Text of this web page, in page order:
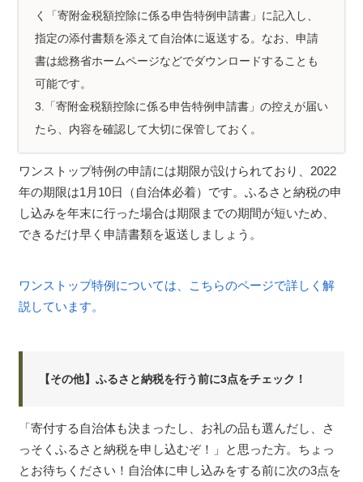
く「寄附金税額控除に係る申告特例申請書」に記入し、
指定の添付書類を添えて自治体に返送する。なお、申請
書は総務省ホームページなどでダウンロードすることも
可能です。
3.「寄附金税額控除に係る申告特例申請書」の控えが届い
たら、内容を確認して大切に保管しておく。
ワンストップ特例の申請には期限が設けられており、2022
年の期限は1月10日（自治体必着）です。ふるさと納税の申
し込みを年末に行った場合は期限までの期間が短いため、
できるだけ早く申請書類を返送しましょう。
ワンストップ特例については、こちらのページで詳しく解
説しています。
【その他】ふるさと納税を行う前に3点をチェック！
「寄付する自治体も決まったし、お礼の品も選んだし、さ
っそくふるさと納税を申し込むぞ！」と思った方。ちょっ
とお待ちください！自治体に申し込みをする前に次の3点を